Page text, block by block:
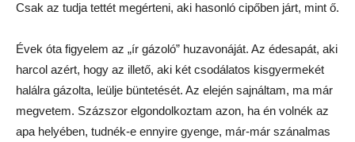
Csak az tudja tettét megérteni, aki hasonló cipőben járt, mint ő.
Évek óta figyelem az „ír gázoló” huzavonáját. Az édesapát, aki
harcol azért, hogy az illető, aki két csodálatos kisgyermekét
halálra gázolta, leülje büntetését. Az elején sajnáltam, ma már
megvetem. Százszor elgondolkoztam azon, ha én volnék az
apa helyében, tudnék-e ennyire gyenge, már-már szánalmas